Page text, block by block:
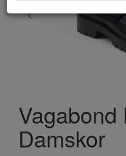
Vagabond
Damskor